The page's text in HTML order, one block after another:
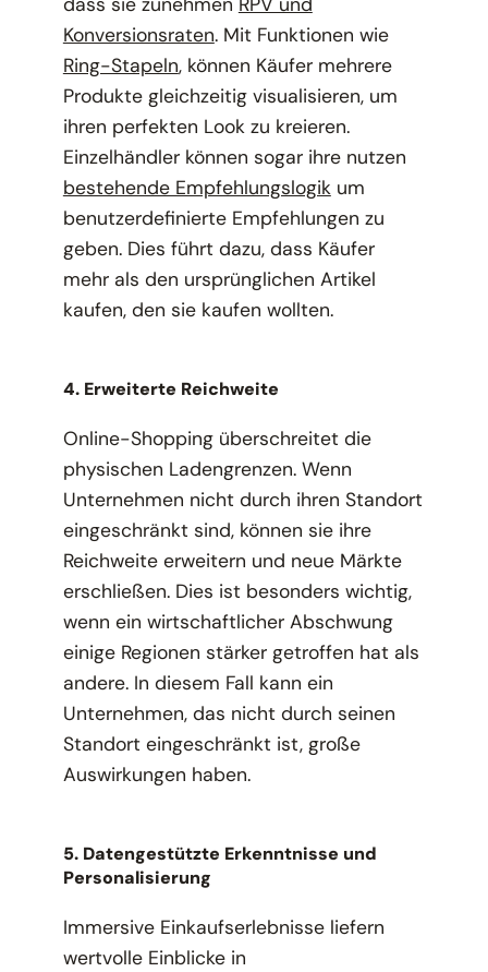
Konversionsraten. Mit Funktionen wie
Ring-Stapeln, können Käufer mehrere
Produkte gleichzeitig visualisieren, um
ihren perfekten Look zu kreieren.
Einzelhändler können sogar ihre nutzen
bestehende Empfehlungslogikum
benutzerdefinierte Empfehlungen zu
geben. Dies führt dazu, dass Käufer
mehr als den ursprünglichen Artikel
kaufen, den sie kaufen wollten.
4. Erweiterte Reichweite
Online-Shopping überschreitet die
physischen Ladengrenzen. Wenn
Unternehmen nicht durch ihren Standort
eingeschränkt sind, können sie ihre
Reichweite erweitern und neue Märkte
erschließen. Dies ist besonders wichtig,
wenn ein wirtschaftlicher Abschwung
einige Regionen stärker getroffen hat als
andere. In diesem Fall kann ein
Unternehmen, das nicht durch seinen
Standort eingeschränkt ist, große
Auswirkungen haben.
5. Datengestützte Erkenntnisse und
Personalisierung
Immersive Einkaufserlebnisse liefern
wertvolle Einblicke in